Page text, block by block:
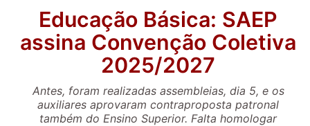
Educação Básica: SAEP
assina Convenção Coletiva
2025/2027
Antes, foram realizadas assembleias, dia 5, e os
auxiliares aprovaram contraproposta patronal
também do Ensino Superior. Falta homologar